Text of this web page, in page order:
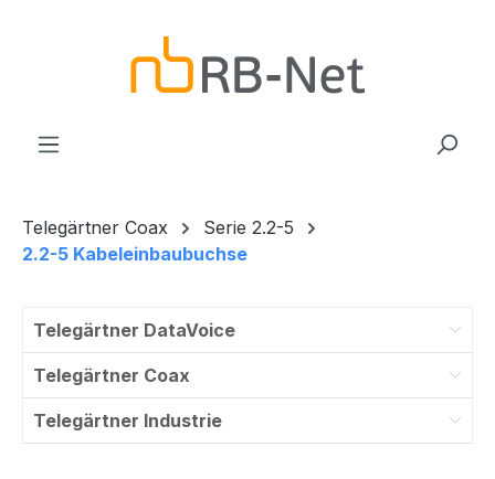
Telegärtner Coax
Serie 2.2-5
2.2-5 Kabeleinbaubuchse
Telegärtner DataVoice
Telegärtner Coax
Telegärtner Industrie